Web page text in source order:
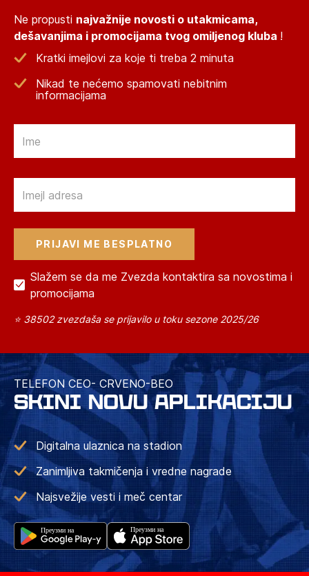
Ne propusti najvažnije novosti o utakmicama,
dešavanjima i promocijama tvog omiljenog kluba !
Kratki imejlovi za koje ti treba 2 minuta
Nikad te nećemo spamovati nebitnim
informacijama
Slažem se da me Zvezda kontaktira sa novostima i
promocijama
⭐ 38502 zvezdaša se prijavilo u toku sezone 2025/26
TELEFON CEO- CRVENO-BEO
SKINI NOVU APLIKACIJU
Digitalna ulaznica na stadion
Zanimljiva takmičenja i vredne nagrade
Najsvežije vesti i meč centar